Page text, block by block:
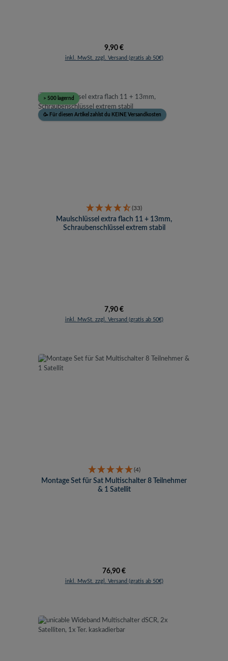
Regulärer Preis:
9,90 €
inkl. MwSt. zzgl. Versand (gratis ab 50€)
> 500 lagernd
🥳 Für diesen Artikel zahlst du KEINE Versandkosten
(33)
Maulschlüssel extra flach 11 + 13mm,
Schraubenschlüssel extrem stabil
Regulärer Preis:
7,90 €
inkl. MwSt. zzgl. Versand (gratis ab 50€)
(4)
Montage Set für Sat Multischalter 8 Teilnehmer
& 1 Satellit
Regulärer Preis:
76,90 €
inkl. MwSt. zzgl. Versand (gratis ab 50€)